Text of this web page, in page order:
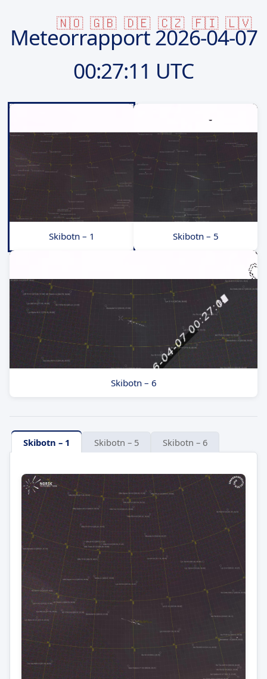
🇳🇴 🇬🇧 🇩🇪 🇨🇿 🇫🇮 🇱🇻
Meteorrapport2026-04-07
00:27:11 UTC
Skibotn – 1 Skibotn – 5
Skibotn – 6
Skibotn – 1 Skibotn – 5 Skibotn – 6